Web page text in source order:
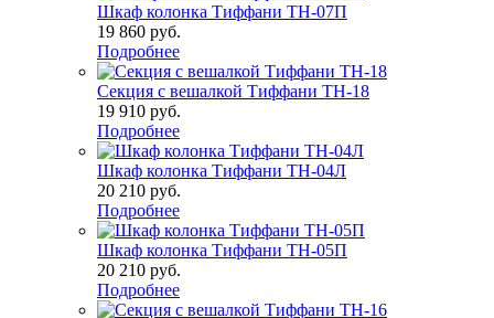
Шкаф колонка Тиффани ТН-07П
19 860 руб.
Подробнее
Секция с вешалкой Тиффани ТН-18
19 910 руб.
Подробнее
Шкаф колонка Тиффани ТН-04Л
20 210 руб.
Подробнее
Шкаф колонка Тиффани ТН-05П
20 210 руб.
Подробнее